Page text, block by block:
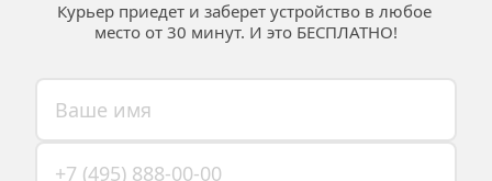
Курьер приедет и заберет устройство в любое
место от 30 минут. И это БЕСПЛАТНО!